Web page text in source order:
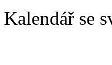
Kalendář se